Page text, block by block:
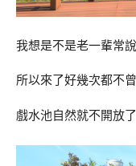
我想是不是老一輩常
所以來了好幾次都不
戲水池自然就不開放了